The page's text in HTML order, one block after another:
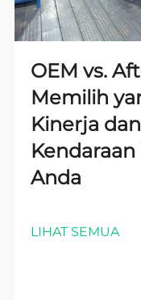
OEM vs.
Memilih
Kinerja
Anda
LIHAT SEMUA